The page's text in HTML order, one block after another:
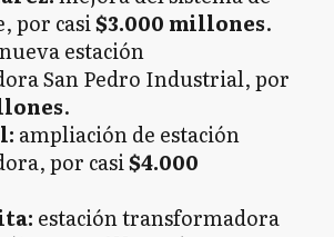
por casi$3.000 millones.
nueva estación
San Pedro Industrial, por
.
ampliación de estación
por casi$4.000
estación transformadora